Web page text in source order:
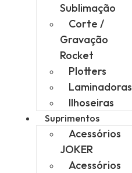
Sublimação
Corte /
Gravação
Rocket
Plotters
Laminadoras
Ilhoseiras
Suprimentos
Acessórios
JOKER
Acessórios